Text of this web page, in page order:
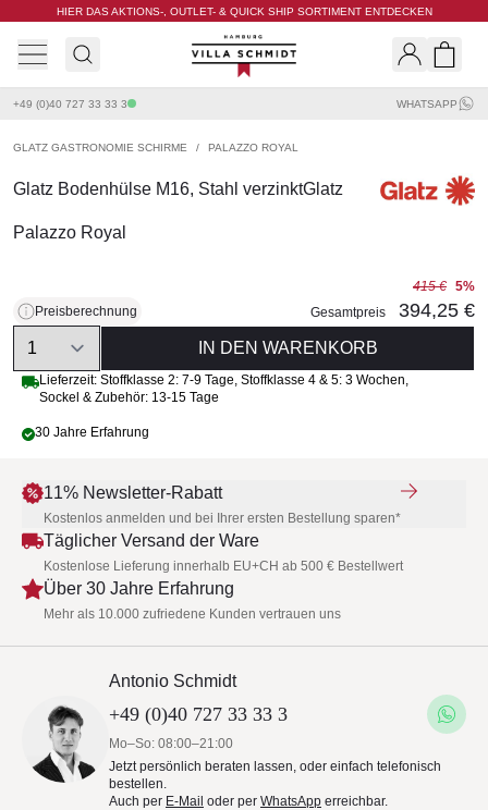
HIER DAS AKTIONS-, OUTLET- & QUICK SHIP SORTIMENT ENTDECKEN
Villa Schmidt
+49 (0)40 727 33 33 3 WHATSAPP
GLATZ GASTRONOMIE SCHIRME / PALAZZO ROYAL
Glatz Bodenhülse M16, Stahl verzinktGlatz
Palazzo Royal
Preisberechnung
415 € 5%
Gesamtpreis
394,25 €
Quantity
IN DEN WARENKORB
Lieferzeit: Stoffklasse 2: 7-9 Tage, Stoffklasse 4 & 5: 3 Wochen,
Sockel & Zubehör: 13-15 Tage
30 Jahre Erfahrung
11% Newsletter-Rabatt
Kostenlos anmelden und bei Ihrer ersten Bestellung sparen*
Täglicher Versand der Ware
Kostenlose Lieferung innerhalb EU+CH ab 500 € Bestellwert
Über 30 Jahre Erfahrung
Mehr als 10.000 zufriedene Kunden vertrauen uns
Antonio Schmidt
+49 (0)40 727 33 33 3
Mo–So: 08:00–21:00
Jetzt persönlich beraten lassen, oder einfach telefonisch
bestellen.
Auch per E-Mail oder per WhatsApp erreichbar.